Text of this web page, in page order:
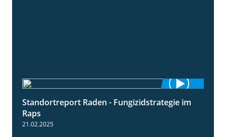
5:08
Standortreport Raden - Fungizidstrategie im
Raps
21.02.2025